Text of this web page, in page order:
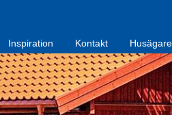
Inspiration Kontakt Husägare